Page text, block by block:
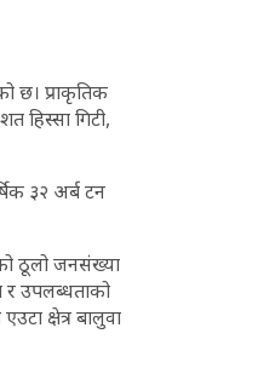
छ। प्राकृतिक
हिस्सा गिटी,
३२ अर्ब टन
ठूलो जनसंख्या
उपलब्धताको
क्षेत्र बालुवा